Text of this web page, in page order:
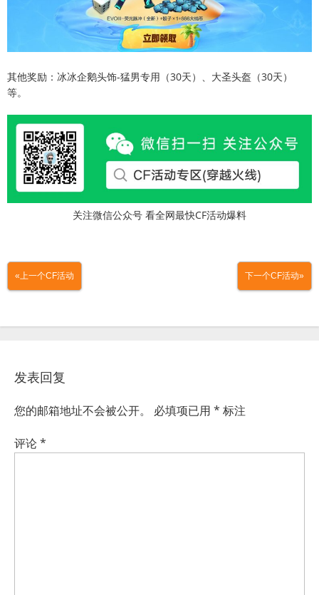
其他奖励：冰冰企鹅头饰-猛男专用（30天）、大圣头盔（30天）
等。
关注微信公众号 看全网最快CF活动爆料
«上一个CF活动 下一个CF活动»
发表回复
您的邮箱地址不会被公开。 必填项已用 * 标注
评论*